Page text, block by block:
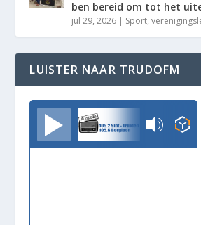
ben bereid om tot het
jul 29, 2026 | Sport,
LUISTER NAAR TRUDOFM
TrudoFM